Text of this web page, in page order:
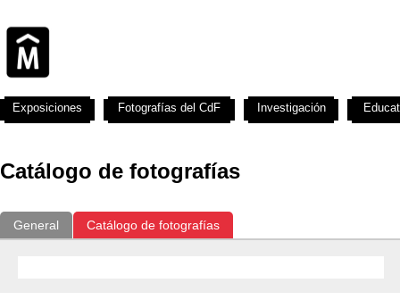
Catálogo de fotografías
General Catálogo de fotografías
Exposiciones Fotografías del CdF Investigación